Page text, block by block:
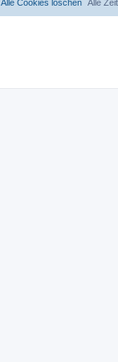
Alle
Alle Cookies löschen